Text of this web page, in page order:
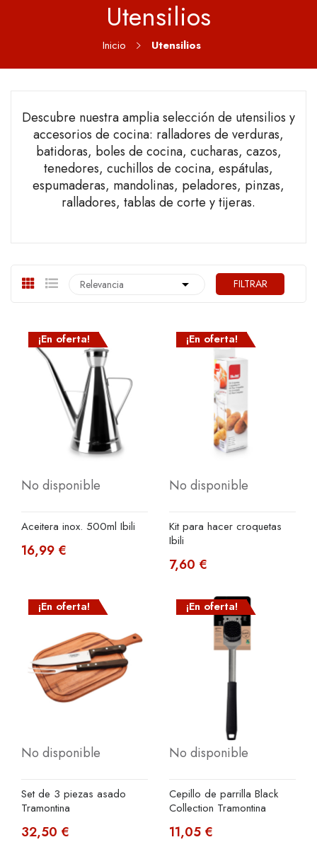
Utensilios
Inicio Utensilios
Descubre nuestra amplia selección de utensilios y
accesorios de cocina: ralladores de verduras,
batidoras, boles de cocina, cucharas, cazos,
tenedores, cuchillos de cocina, espátulas,
espumaderas, mandolinas, peladores, pinzas,
ralladores, tablas de corte y tijeras.
Relevancia  FILTRAR
¡En oferta!
No disponible
Aceitera inox. 500ml Ibili
16,99 €
¡En oferta!
No disponible
Kit para hacer croquetas
Ibili
7,60 €
¡En oferta!
No disponible
Set de 3 piezas asado
Tramontina
32,50 €
¡En oferta!
No disponible
Cepillo de parrilla Black
Collection Tramontina
11,05 €